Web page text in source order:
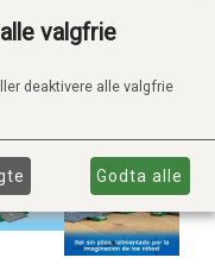
valgfrie
deaktivere alle valgfrie
Godta alle